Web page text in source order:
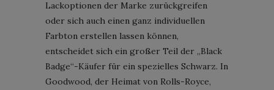
Lackoptionen der Marke zurückgreifen
oder sich auch einen ganz individuellen
Farbton erstellen lassen können,
entscheidet sich ein großer Teil der „Black
Badge“-Käufer für ein spezielles Schwarz. In
Goodwood, der Heimat von Rolls-Royce,